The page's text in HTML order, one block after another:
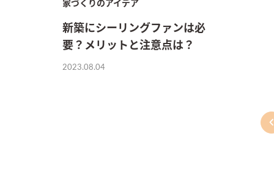
家づくりのアイデア
新築にシーリングファンは必
要？メリットと注意点は？
2023.08.04